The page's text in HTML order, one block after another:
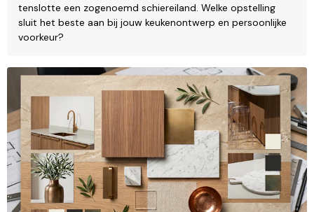
tenslotte een zogenoemd schiereiland. Welke opstelling
sluit het beste aan bij jouw keukenontwerp en persoonlijke
voorkeur?